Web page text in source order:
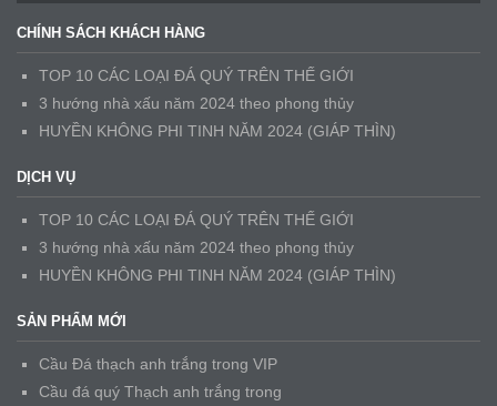
CHÍNH SÁCH KHÁCH HÀNG
TOP 10 CÁC LOẠI ĐÁ QUÝ TRÊN THẾ GIỚI
3 hướng nhà xấu năm 2024 theo phong thủy
HUYỀN KHÔNG PHI TINH NĂM 2024 (GIÁP THÌN)
DỊCH VỤ
TOP 10 CÁC LOẠI ĐÁ QUÝ TRÊN THẾ GIỚI
3 hướng nhà xấu năm 2024 theo phong thủy
HUYỀN KHÔNG PHI TINH NĂM 2024 (GIÁP THÌN)
SẢN PHẨM MỚI
Cầu Đá thạch anh trắng trong VIP
Cầu đá quý Thạch anh trắng trong